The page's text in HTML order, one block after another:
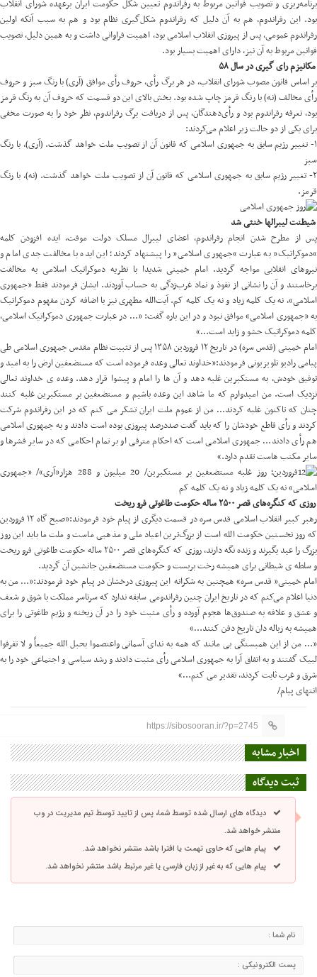
برنامه‌ریزی و تصویب قوانین مربوط به رفراندوم تعیین شکل حکومت ایران برعهده شورای انقلاب
بود. این رفراندوم، هم به آن دلیل که رفراندوم شکل‌گیری نظام بود و هم به سبب آنکه اولین
رفراندوم عمومی، پس از پیروزی انقلاب اسلامی بود، اهمیت فراوانی داشت و به همین دلیل، تصویب
قوانین مربوط به آن نیز، دارای اهمیت بسیار بود.
مکانیزم رای گیری در سال ۵۸
بر اساس قانون مصوب شورای انقلاب، در هر برگ رأی، حروف رأی موافق (آری) با رنگ سبز و حروف
رأی مخالف (نه) با رنگ قرمز چاپ شده بود. بخش بالای این دو قسمت که حروف آن به رنگ قرمز
بود، تعرفه رفراندوم بود و رأی‌دهندگان، پس از دریافت برگ رفراندوم، نظر خود را به صورت مخفی
برای یکی از دو حالت زیر اعلام می‌کردند:
۱- تغییر رژیم سابق به جمهوری اسلامی که قانون آن از تصویب ملت خواهد گذشت. (آری)، با رنگ
سبز
۲- تغییر رژیم سابق به جمهوری اسلامی که قانون آن از تصویب ملت خواهد گذشت. (نه)، با رنگ
قرمز.
شیطنت لیبرالها خنثی شد
پس از مطرح شدن انجام رفراندوم، اعضای لیبرال مسلک دولت موقت، ایده افزودن کلمه
“دموکراتیک” به عبارت “جمهوری اسلامی” را پیشنهاد کردند؛ این ایده با مخالفت جدی امام و
نیروهای انقلابی مواجه گردید. امام خمینی شدیدا با نظریه دموکراتیک اسلامی به مخالفت
برخاستند و آن را نشانی از نفوذ و نماد غرب‌زدگی به حساب آوردند. ایشان فرمودند فقط «جمهوری
اسلامی»، نه یک کلمه زیاد و نه یک کلمه کم. آیت‌الله مطهری نیز با اضافه کردن مفهوم دموکراتیک
به «جمهوری اسلامی» موافق نبود و در این باره گفت: «… در عبارت جمهوری دموکراتیک اسلامی،
کلمه دموکراتیک حشو و زاید است…»
امام خمینی (قدس سره) در تاریخ ۱۲ فروردین ۱۳۵۸ پس از تثبیت نظام مقدس جمهوری اسلامی طی
پیامی رادیو تلویزیونی فرمودند:«خداوند تعالی وعده فرموده است که مستضعفین ارض را به امید و
توفیق خودش، به مستکبرین غلبه دهد و آن ها را امام و پیشوا قرار دهد. وعده ی خداوند تعالی
نزدیک است. من امیدوارم که ما شاهد این وعده باشیم و مستضعفین بر مستکبرین غلبه کنند
چنان که تاکنون غلبه کردند… من از عموم ملت ایران تشکر می کنم که در این رفراندوم شرکت
کردند و رأی قاطع خودشان را که باید گفت صددرصد پیروزی بوده است دادند و به جمهوری اسلامی
هم رأی دادند… جمهوری اسلامی است که احکام مترقی او بر تمام احکامی که در سایر قشرها و
سایر مکتب هاست تقدم دارد.»
روزی که کنگره‌های قصر ۲۵۰۰ ساله حکومت طاغوتی فرو ریخت
رهبر کبیر انقلاب اسلامی قدس سره در قسمت دیگری از پیام خود فرمودند:«صبح گاه ۱۲ فروردین
که روز نخستین حکومت الله است از بزرگ‌ترین اعیاد ملی و مذهبی ماست و ملت ما باید این روز
بزرگ را عید بگیرند و زنده نگه دارند، روزی که کنگره‌های قصر ۲۵۰۰ ساله حکومت طاغوتی فرو ریخت
و سلطه ی شیطانی برای همیشه رخت بربست و حکومت مستضعفین جانشین آن گردید.
امام خمینی« قدس سره» همچنین به شکرانه این پیروزی درخشان در پیام خود فرمودند:«… من به
دنیا اعلام می‌کنم که در تاریخ ایران چنین رفراندومی سابقه ندارد که سرتاسر مملکت با شوق و شعف
و عشق و علاقه به صندوق‌ها هجوم آورده و رأی مثبت خود را در آن ریخته و رژیم طاغوتی را برای
همیشه به زباله دان تاریخ دفن کنند…»
«… من از این همبستگی بی مانند که همه به ندای آسمانی واعتصموا بحبل الله جمیعاً و لا تفرقوا
لبیک گفتند و به اتفاق آرا به جمهوری اسلامی رأی مثبت دادند و رشد سیاسی و اجتماعی خود را به
شرق و غرب ثابت کردند، تقدیر می کنم…»
انتهای پیام/
https://sibosooran.ir/?p=2745
اخبار مشابه
ثبت دیدگاه
دیدگاه های ارسال شده توسط شما، پس از تایید توسط تیم مدیریت در وب
منتشر خواهد شد.
پیام هایی که حاوی تهمت یا افترا باشد منتشر نخواهد شد.
پیام هایی که به غیر از زبان فارسی یا غیر مرتبط باشد منتشر نخواهد شد.